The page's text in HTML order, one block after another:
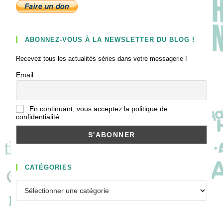
ABONNEZ-VOUS À LA NEWSLETTER DU BLOG !
Recevez tous les actualités séries dans votre messagerie !
Email
En continuant, vous acceptez la politique de
confidentialité
CATÉGORIES
Catégories